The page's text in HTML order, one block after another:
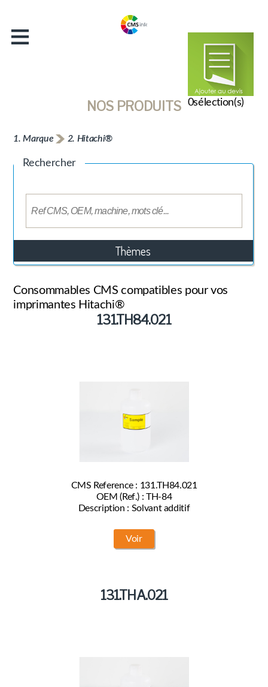
≡
Accueil
Contact
0sélection(s)
NOS PRODUITS
1. Marque 2. Hitachi®
Rechercher
Thèmes
Produits
Consommables CMS compatibles pour vos
imprimantes Hitachi®
131.TH84.021
CMS Reference : 131.TH84.021
OEM (Ref.) : TH-84
Description : Solvant additif
Voir
131.THA.021